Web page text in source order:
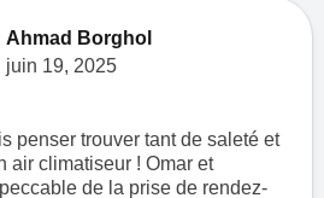
Ahmad Borghol
juin 19, 2025
penser trouver tant de saleté et
air climatiseur ! Omar et
de la prise de rendez-